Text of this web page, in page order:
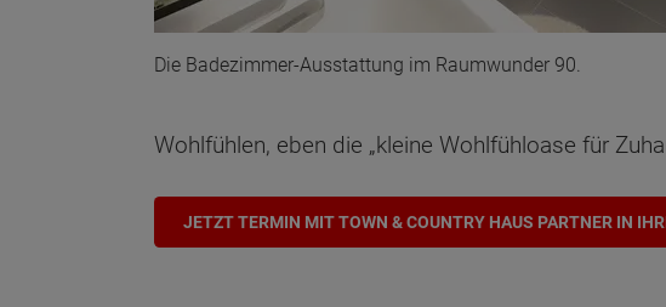
Die Badezimmer-Ausstattung im Raumwunder 90.
Wohlfühlen, eben die „kleine Wohlfühloase für
JETZT TERMIN MIT TOWN & COUNTRY HAUS PARTNER IN